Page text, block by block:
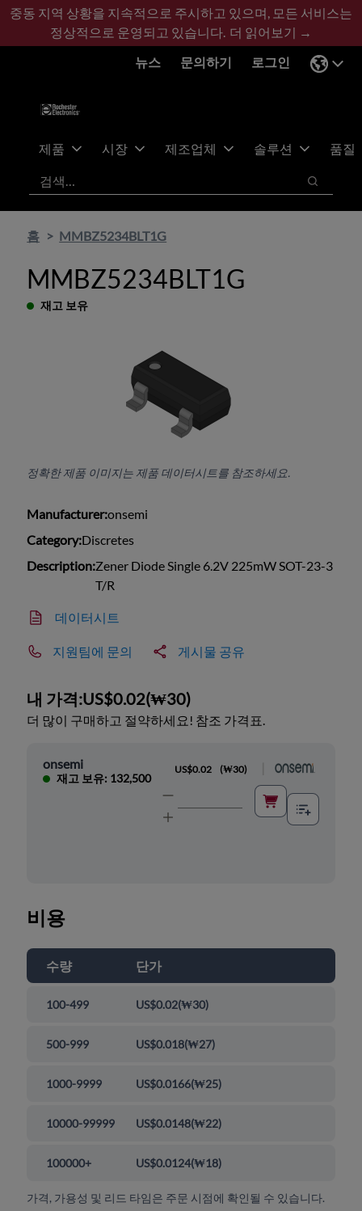
기
콘
바
글
중동 지역 상황을 지속적으로 주시하고 있으며, 모든 서비스는
정상적으로 운영되고 있습니다. 더 읽어보기 →
뉴스
문의하기 로그인
제품 시장 제조업체 솔루션
품질
검색
검색
홈 MMBZ5234BLT1G
MMBZ5234BLT1G
재고 보유
정확한 제품 이미지는 제품 데이터시트를 참조하세요.
Manufacturer:onsemi
Category:Discretes
Description:Zener Diode Single 6.2V 225mW SOT-23-3
T/R
데이터시트
지원팀에 문의 게시물 공유
내 가격:US$0.02(₩30)
더 많이 구매하고 절약하세요! 참조 가격표.
onsemi
재고 보유: 132,500
US$0.02 (₩30)
비용
수량 단가
100-499 US$0.02(₩30)
500-999 US$0.018(₩27)
1000-9999 US$0.0166(₩25)
10000-99999 US$0.0148(₩22)
100000+ US$0.0124(₩18)
가격, 가용성 및 리드 타임은 주문 시점에 확인될 수 있습니다.